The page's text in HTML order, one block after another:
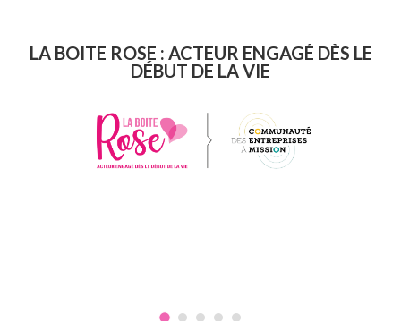
LA BOITE ROSE : ACTEUR ENGAGÉ DÈS LE
DÉBUT DE LA VIE